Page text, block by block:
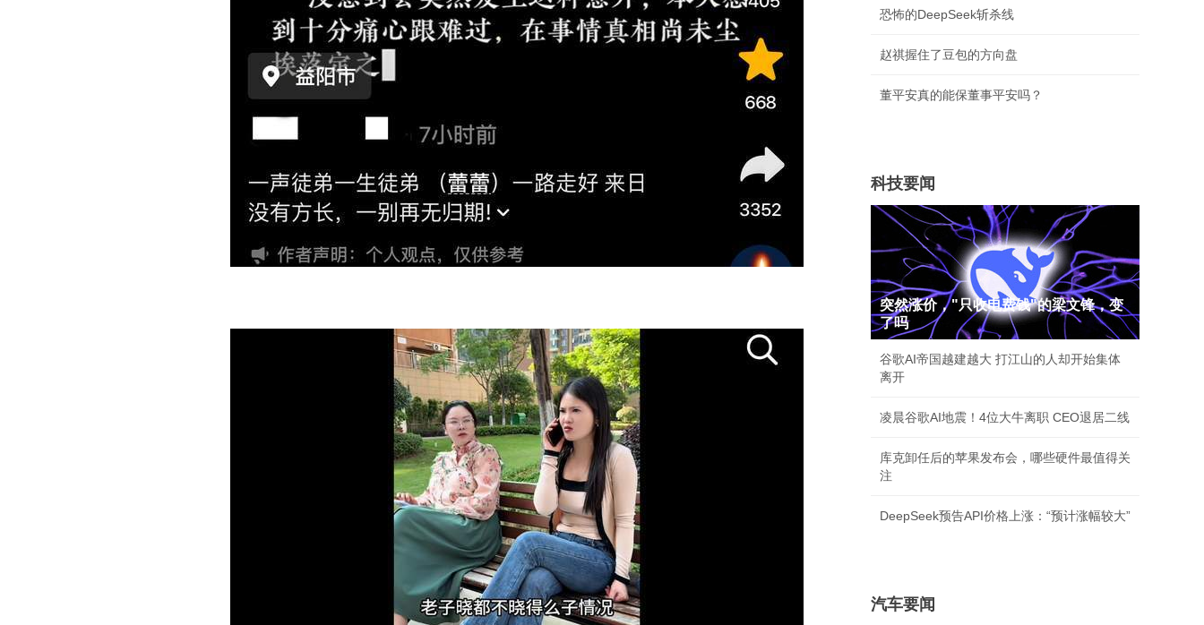
恐怖的DeepSeek斩杀线
赵祺握住了豆包的方向盘
董平安真的能保董事平安吗？
科技要闻
突然涨价，"只收电费钱"的梁文锋，变
了吗
谷歌AI帝国越建越大 打江山的人却开始集体
离开
凌晨谷歌AI地震！4位大牛离职 CEO退居二线
库克卸任后的苹果发布会，哪些硬件最值得关
注
DeepSeek预告API价格上涨：“预计涨幅较大”
汽车要闻